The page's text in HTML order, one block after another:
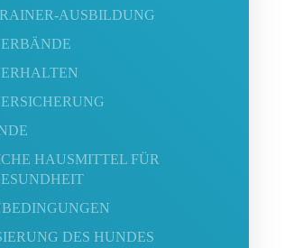
AUSBILDUNG
HAUSMITTEL FÜR
DES HUNDES